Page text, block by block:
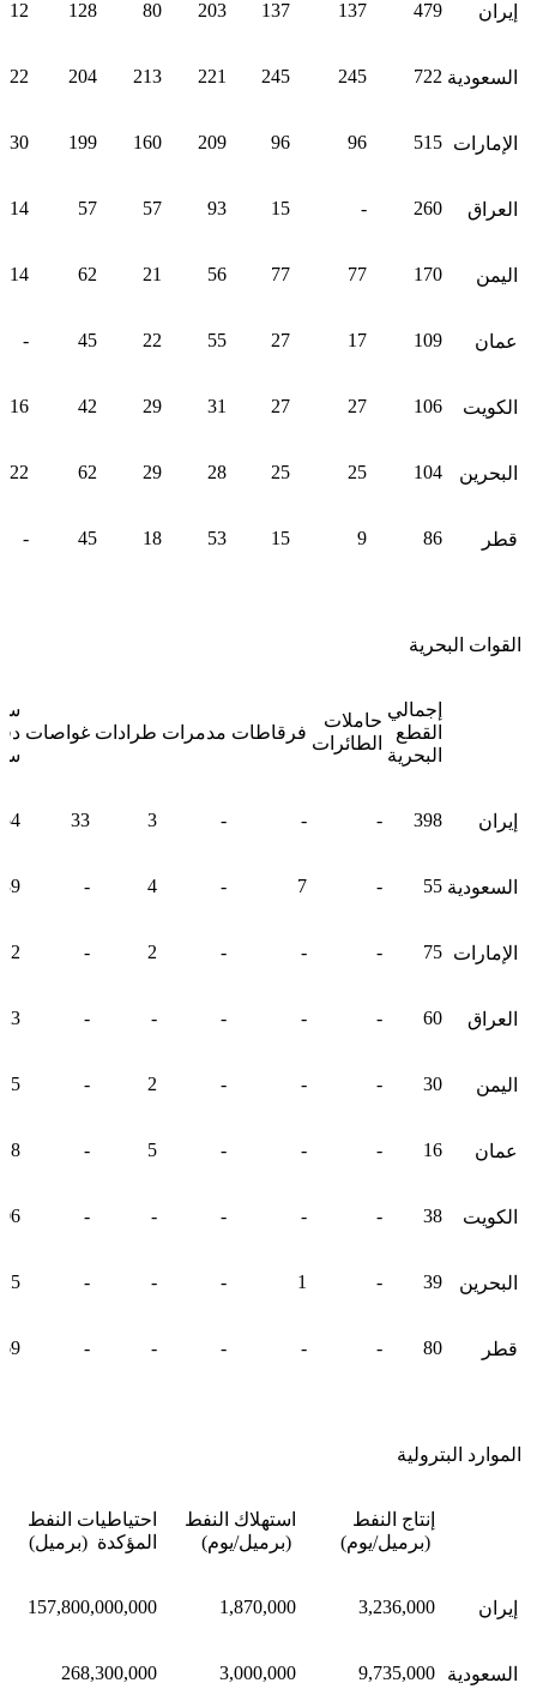
إيران 479
137
137
203
80
128
12
السعودية 722
245
245
221
213
204
22
الإمارات 515
96
96
209
160
199
30
العراق 260
-
15
93
57
57
14
اليمن 170
77
77
56
21
62
14
عمان 109
17
27
55
22
45
-
الكويت 106
27
27
31
29
42
16
البحرين 104
25
25
28
29
62
22
قطر 86
9
15
53
18
45
-
القوات البحرية
إجمالي
القطع
البحرية
حاملات
الطائرات
فرقاطات مدمرات طرادات غواصات
إيران 398
-
-
-
3
33
السعودية 55
-
7
-
4
-
39
الإمارات 75
-
-
-
2
-
12
العراق 60
-
-
-
-
-
23
اليمن 30
-
-
-
2
-
15
عمان 16
-
-
-
5
-
8
الكويت 38
-
-
-
-
-
البحرين 39
-
1
-
-
-
25
قطر 80
-
-
-
-
-
69
الموارد البترولية
إنتاج النفط
(برميل/يوم)
استهلاك النفط
(برميل/يوم)
احتياطيات النفط
المؤكدة (برميل)
إيران 3,236,000
1,870,000
157,800,000,000
السعودية 9,735,000
3,000,000
268,300,000